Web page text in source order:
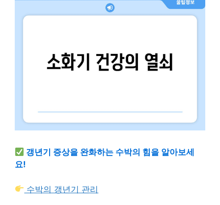
갱년기 증상을 완화하는 수박의 힘을 알아보세
요!
수박의 갱년기 관리